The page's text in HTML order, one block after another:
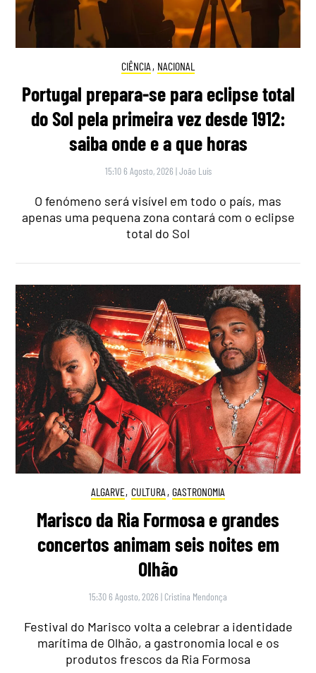
CIÊNCIA , NACIONAL
Portugal prepara-se para eclipse total
do Sol pela primeira vez desde 1912:
saiba onde e a que horas
15:10 6 Agosto, 2026 |João Luís
O fenómeno será visível em todo o país, mas
apenas uma pequena zona contará com o eclipse
total do Sol
ALGARVE, CULTURA , GASTRONOMIA
Marisco da Ria Formosa e grandes
concertos animam seis noites em
Olhão
15:30 6 Agosto, 2026 | Cristina Mendonça
Festival do Marisco volta a celebrar a identidade
marítima de Olhão, a gastronomia local e os
produtos frescos da Ria Formosa